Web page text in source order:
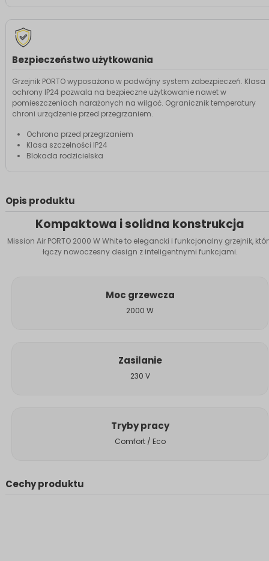
Bezpieczeństwo użytkowania
Grzejnik PORTO wyposażono w podwójny system zabezpieczeń. Klasa
ochrony IP24 pozwala na bezpieczne użytkowanie nawet w
pomieszczeniach narażonych na wilgoć. Ogranicznik temperatury
chroni urządzenie przed przegrzaniem.
Ochrona przed przegrzaniem
Klasa szczelności IP24
Blokada rodzicielska
Opis produktu
Kompaktowa i solidna konstrukcja
Mission Air PORTO 2000 W White to elegancki i funkcjonalny grzejnik,
łączy nowoczesny design z inteligentnymi funkcjami.
Moc grzewcza
2000 W
Zasilanie
230 V
Tryby pracy
Comfort / Eco
Cechy produktu